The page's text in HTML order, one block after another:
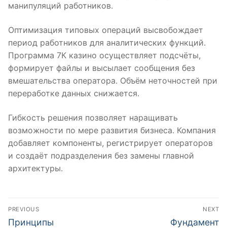
манипуляций работников.
Оптимизация типовых операций высвобождает
период работников для аналитических функций.
Программа 7К казино осуществляет подсчёты,
формирует файлы и высылает сообщения без
вмешательства оператора. Объём неточностей при
переработке данных снижается.
Гибкость решения позволяет наращивать
возможности по мере развития бизнеса. Компания
добавляет компоненты, регистрирует операторов
и создаёт подразделения без замены главной
архитектуры.
Post
navigation
PREVIOUS
Previous
Принципы
NEXT
Next
Фундамент